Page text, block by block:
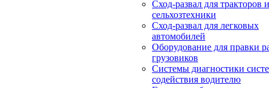
Сход-развал для тракторов и
сельхозтехники
Сход-развал для легковых
автомобилей
Оборудование для правки
грузовиков
Системы диагностики
содействия водителю